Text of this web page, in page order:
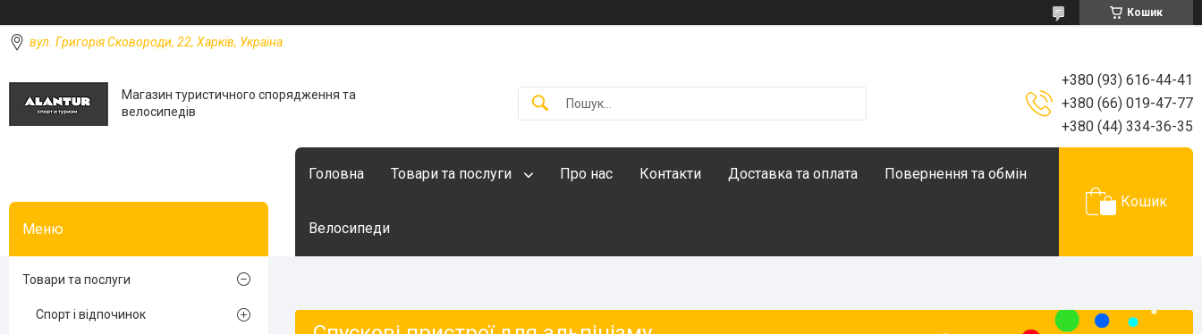
Кошик
вул. Григорія Сковороди, 22, Харків, Україна
Магазин туристичного спорядження та
велосипедів
+380 (93) 616-44-41
+380 (66) 019-47-77
+380 (44) 334-36-35
Головна Товари та послуги Про нас Контакти Доставка та оплата Повернення та обмін
Велосипеди
Кошик
Товари та послуги
Спорт і відпочинок